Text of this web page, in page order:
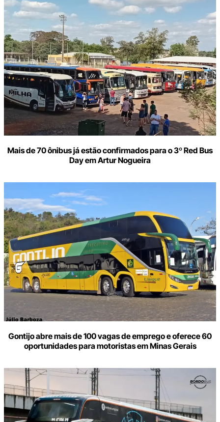
Mais de 70 ônibus já estão confirmados para o 3º Red Bus
Day em Artur Nogueira
Gontijo abre mais de 100 vagas de emprego e oferece 60
oportunidades para motoristas em Minas Gerais